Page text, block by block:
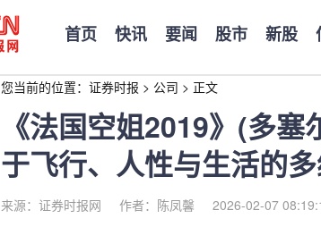
首页 快讯 要闻 股市 新股
您当前的位置： 证券时报 > 公司 > 正文
《法国空姐2019》(多
于飞行、人性与生活的
来源：证券时报网 作者：陈凤馨 2026-02-07